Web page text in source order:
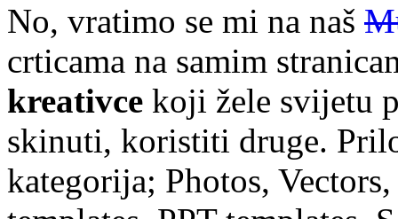
No, vratimo se mi na naš
crticama na samim
kreativce koji žele svijetu
skinuti, koristiti druge.
kategorija; Photos,